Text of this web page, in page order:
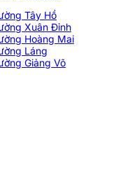
Tây Hồ
Xuân Đỉnh
Hoàng Mai
Láng
Giảng Võ